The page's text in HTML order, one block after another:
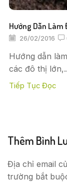
Hướng Dẫn Làm
26/02/2016
Hướng dẫn
các đô thị
Tiếp Tục Đọc
Thêm Bình
Địa chỉ email
trường bắt